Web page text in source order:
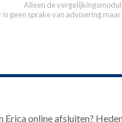
Alleen de
is geen sprake van advisering
online afsluiten?